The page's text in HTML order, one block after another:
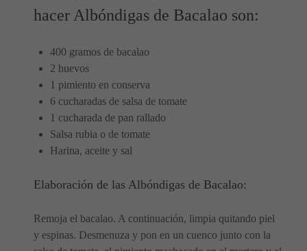
hacer Albóndigas de Bacalao son:
400 gramos de bacalao
2 huevos
1 pimiento en conserva
6 cucharadas de salsa de tomate
1 cucharada de pan rallado
Salsa rubia o de tomate
Harina, aceite y sal
Elaboración de las Albóndigas de Bacalao:
Remoja el bacalao. A continuación, limpia quitando piel
y espinas. Desmenuza y pon en un cuenco junto con la